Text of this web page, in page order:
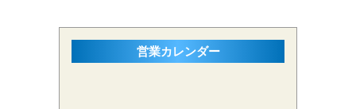
営業カレンダー